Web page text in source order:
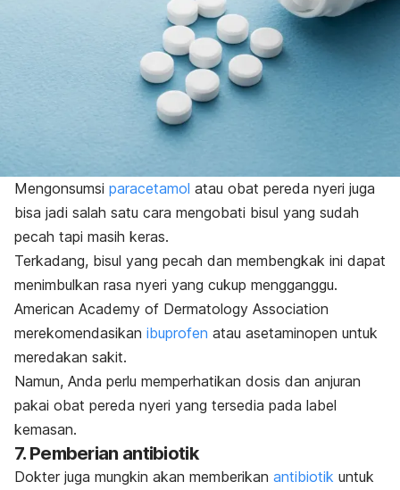
Mengonsumsi paracetamol atau obat pereda nyeri juga
bisa jadi salah satu cara mengobati bisul yang sudah
pecah tapi masih keras.
Terkadang, bisul yang pecah dan membengkak ini dapat
menimbulkan rasa nyeri yang cukup mengganggu.
American Academy of Dermatology Association
merekomendasikan ibuprofen atau asetaminopen untuk
meredakan sakit.
Namun, Anda perlu memperhatikan dosis dan anjuran
pakai obat pereda nyeri yang tersedia pada label
kemasan.
7. Pemberian antibiotik
Dokter juga mungkin akan memberikan antibiotik untuk